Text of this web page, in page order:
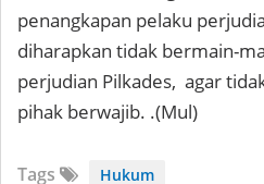
penangkapan pelaku
diharapkan tidak bermain-
perjudian Pilkades, agar
pihak berwajib. .(Mul)
Tags Hukum